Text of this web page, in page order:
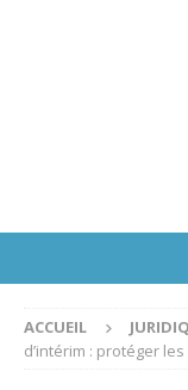
ACCUEIL
d’intérim : protéger